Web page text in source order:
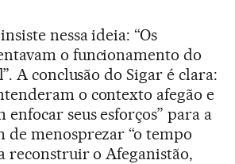
nessa ideia: “Os
o funcionamento do
A conclusão do Sigar é clara:
o contexto afegão e
enfocar seus esforços” para a
de menosprezar “o tempo
reconstruir o Afeganistão,